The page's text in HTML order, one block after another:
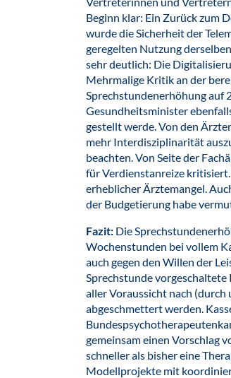
Beginn klar: Ein Zurück zum
wurde die Sicherheit der
geregelten Nutzung
sehr deutlich: Die
Mehrmalige Kritik an der
Sprechstundenerhöhung auf
Gesundheitsminister
gestellt werde. Von den
mehr Interdisziplinarität
beachten. Von Seite der
für Verdienstanreize
erheblicher Ärztemangel.
der Budgetierung habe
Fazit: Die
Wochenstunden bei vollem
auch gegen den Willen der
Sprechstunde
aller Voraussicht nach (durch
abgeschmettert werden.
gemeinsam einen Vorschlag
schneller als bisher eine
Modellprojekte mit